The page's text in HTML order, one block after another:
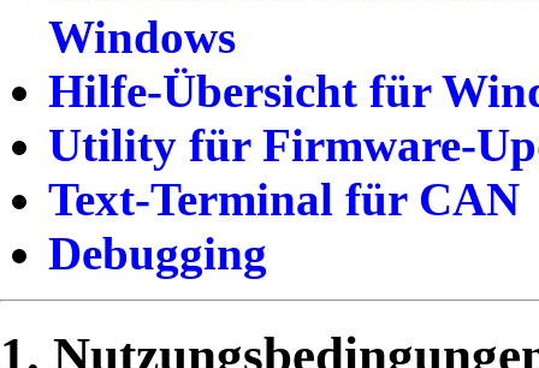
Windows
Hilfe-Übersicht für
Utility für Firmware-
Text-Terminal für CAN
Debugging